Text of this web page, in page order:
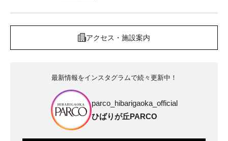
アクセス・施設案内
最新情報をインスタグラムで続々更新中！
parco_hibarigaoka_official
ひばりが丘PARCO